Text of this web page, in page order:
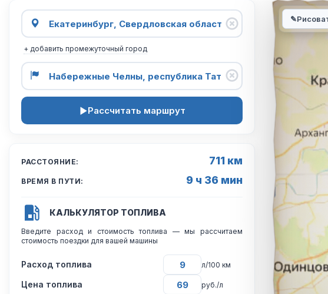
+ добавить промежуточный город
Рассчитать маршрут
РАССТОЯНИЕ: 711 км
ВРЕМЯ В ПУТИ: 9 ч 36 мин
КАЛЬКУЛЯТОР ТОПЛИВА
Введите расход и стоимость топлива — мы рассчитаем
стоимость поездки для вашей машины
Расход топлива л/100 км
Цена топлива руб./л
✎